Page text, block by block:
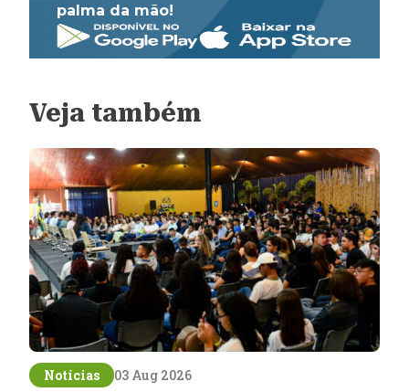
palma da mão!
Veja também
Notícias 03 Aug 2026